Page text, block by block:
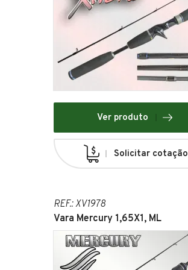
Ver produto
Solicitar cotação
REF.: XV1978
Vara Mercury 1,65X1, ML